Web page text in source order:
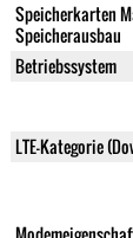
Speicherkarten
Speicherausbau
Betriebssystem
LTE-Kategorie